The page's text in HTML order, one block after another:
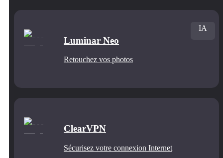
Luminar Neo
Retouchez vos photos
IA
ClearVPN
Sécurisez votre connexion Internet